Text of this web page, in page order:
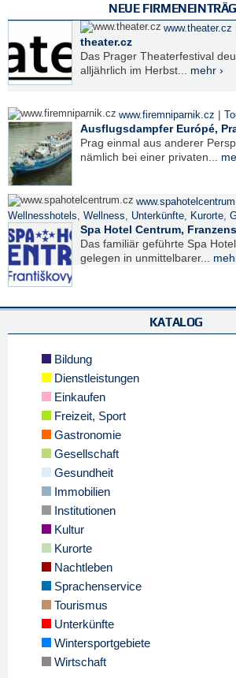
NEUE
www.theater.cz
theater.cz
Das Prager Theaterfestival
alljährlich im Herbst... mehr ›
www.firemniparnik.cz |
Ausflugsdampfer Európé,
Prag einmal aus anderer
nämlich bei einer privaten...
Wellnesshotels, Wellness, Unterkünfte, Kurorte,
Spa Hotel Centrum,
Das familiär geführte Spa
gelegen in unmittelbarer...
KATALOG
Bildung
Dienstleistungen
Einkaufen
Freizeit, Sport
Gastronomie
Gesellschaft
Gesundheit
Immobilien
Institutionen
Kultur
Kurorte
Nachtleben
Sprachenservice
Tourismus
Unterkünfte
Wintersportgebiete
Wirtschaft